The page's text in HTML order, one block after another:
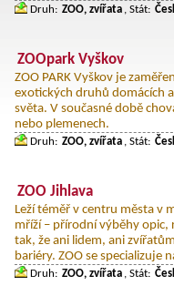
Druh: ZOO, zvířata , Stát:
ZOOpark Vyškov
ZOO PARK Vyškov je
exotických druhů domácích
světa. V současné době
nebo plemenech.
Druh: ZOO, zvířata , Stát:
ZOO Jihlava
Leží téměř v centru města v
mříží – přírodní výběhy opic,
tak, že ani lidem, ani
bariéry. ZOO se specializuje
Druh: ZOO, zvířata , Stát: